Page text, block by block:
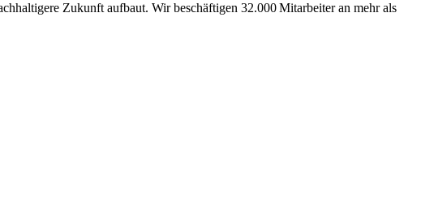
Zukunft aufbaut. Wir beschäftigen 32.000 Mitarbeiter an mehr als